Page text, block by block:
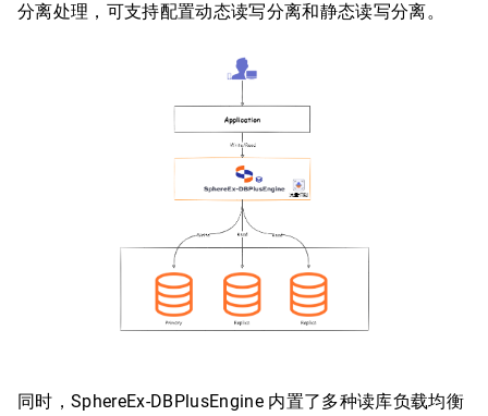
分离处理，可支持配置动态读写分离和静态读写分离。
同时，SphereEx-DBPlusEngine 内置了多种读库负载均衡